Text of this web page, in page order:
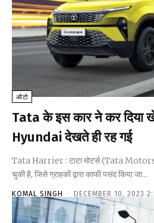
ऑटो
Tata के इस कार ने कर
Hyundai देखते ही रह गई
Tata Harrier : टाटा मोटर्स (Tata
चुकी है, जिसे ग्राहकों द्वारा काफी पसंद किया जा...
KOMAL SINGH - DECEMBER 10, 2023